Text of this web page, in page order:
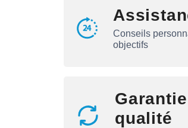
Conseils
objectifs
qualité